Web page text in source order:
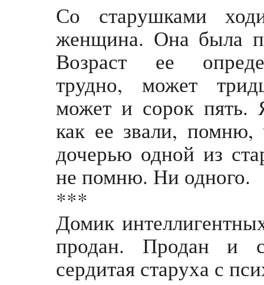
Со старушками
женщина. Она была
Возраст ее
трудно, может
может и сорок
как ее звали,
дочерью одной из
не помню. Ни одного.
***
Домик
продан. Продан и
сердитая старуха с